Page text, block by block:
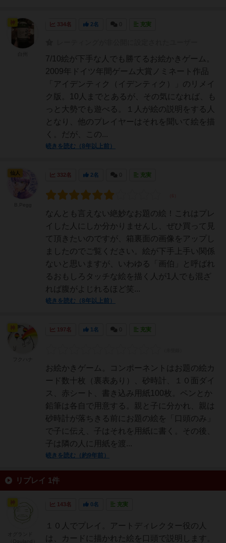
334名 2名 充実
7/10絵が下手な人でも勝てるお絵かきゲーム。
2009年ドイツ年間ゲーム大賞ノミネート作品
「アイデンティク（イデンティク）」のリメイ
ク版。10人までとあるが、その気になれば、も
っと大勢でも遊べる。１人が絵の説明をする人
となり、他のプレイヤーはそれを聞いて絵を描
く。だが、この...
続きを読む（8年以上前）
332名 2名 充実
なんとも言えない絶妙なお題の絵！これはプレ
イした人にしか分かりませんし、ぜひ買って見
て頂きたいのですが、箱裏面の画像をアップし
ましたのでご覧ください。絵が下手上手い関係
ないと思いますが、いわゆる「画伯」と呼ばれ
るおもしろタッチな絵を描く人が1人でも混ざ
れば腹がよじれるほど笑...
続きを読む（8年以上前）
仙人
197名 1名 充実
お絵かきゲーム。コンポーネントはお題の絵カ
ード数十枚（裏表あり）、砂時計、１０面ダイ
ス、赤シート、書き込み用紙100枚。ペンとか
鉛筆は各自で用意する。親と子に分かれ、親は
砂時計が落ちきる前にお題の絵を「口頭のみ」
で子に伝え、子はそれを用紙に書く。その後、
子は隣の人に用紙を渡...
続きを読む（約9年前）
リプレイ 1件
143名 0名 充実
１０人でプレイ。アートディレクター役の人
は、カードに描かれた絵を口頭で説明します。